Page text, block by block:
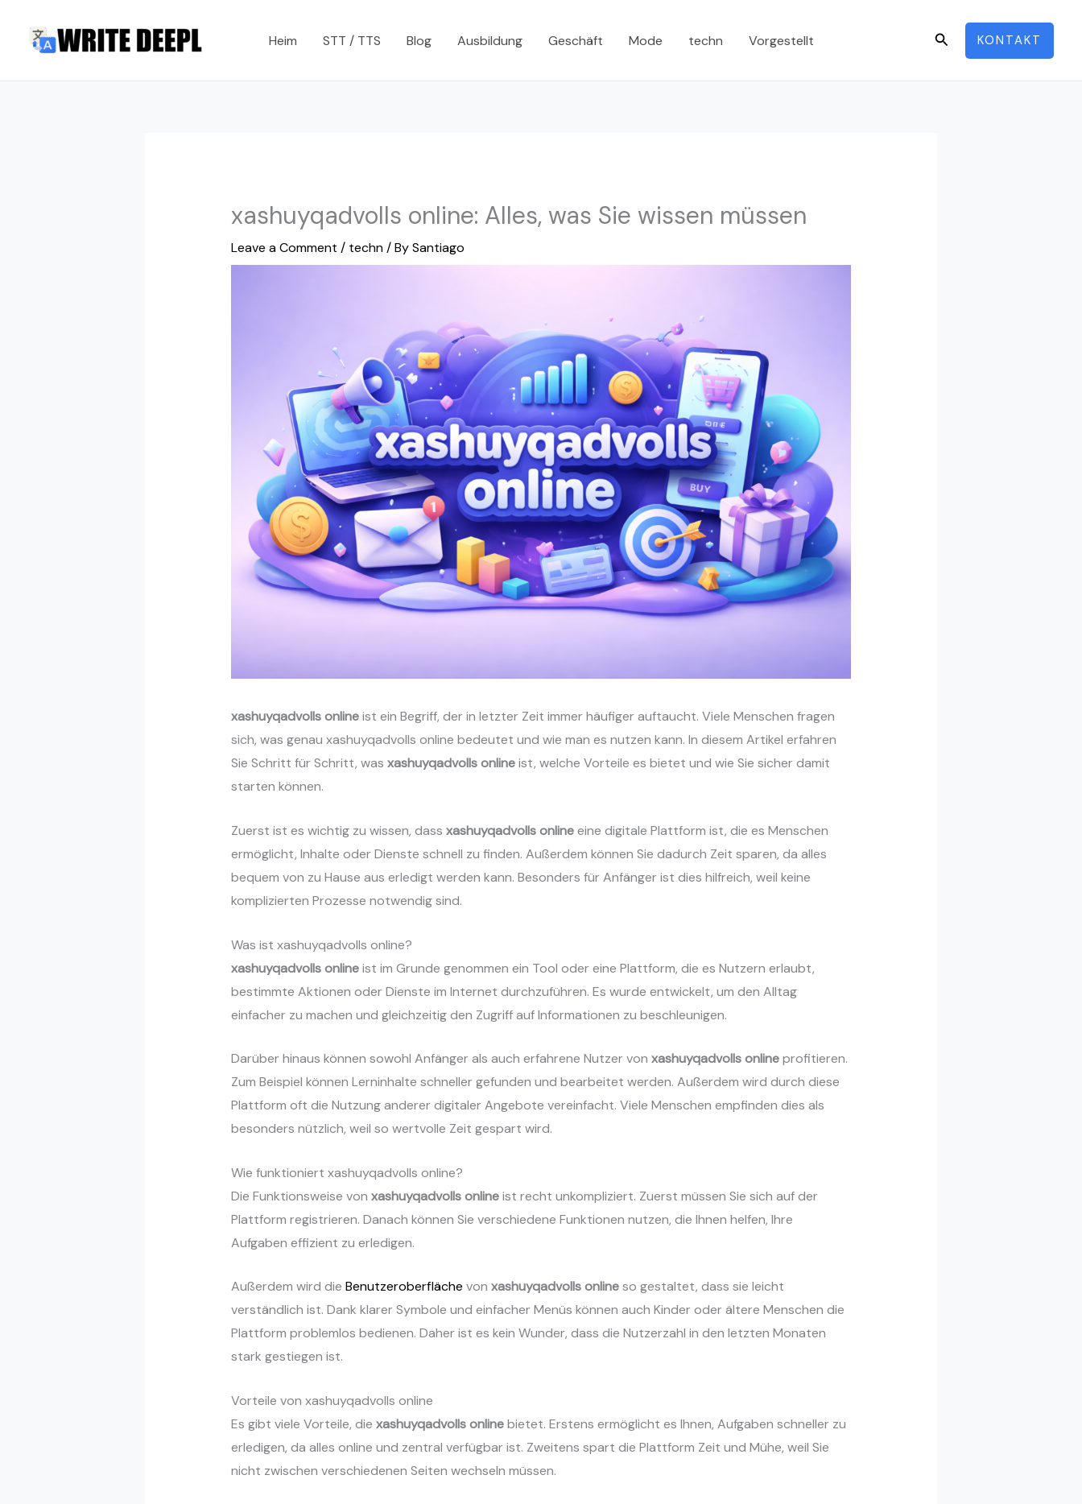
content
Heim STT / TTS Blog Ausbildung Geschäft Mode techn Vorgestellt SearchKONTAKT
xashuyqadvolls online: Alles, was Sie wissen müssen
Leave a Comment / techn/ BySantiago
xashuyqadvolls onlineist ein Begriff, der in letzter Zeit immer häufiger auftaucht. Viele Menschen fragen
sich, was genau xashuyqadvolls online bedeutet und wie man es nutzen kann. In diesem Artikel erfahren
Sie Schritt für Schritt, was xashuyqadvolls onlineist, welche Vorteile es bietet und wie Sie sicher damit
starten können.
Zuerst ist es wichtig zu wissen, dass xashuyqadvolls onlineeine digitale Plattform ist, die es Menschen
ermöglicht, Inhalte oder Dienste schnell zu finden. Außerdem können Sie dadurch Zeit sparen, da alles
bequem von zu Hause aus erledigt werden kann. Besonders für Anfänger ist dies hilfreich, weil keine
komplizierten Prozesse notwendig sind.
Was ist xashuyqadvolls online?
xashuyqadvolls onlineist im Grunde genommen ein Tool oder eine Plattform, die es Nutzern erlaubt,
bestimmte Aktionen oder Dienste im Internet durchzuführen. Es wurde entwickelt, um den Alltag
einfacher zu machen und gleichzeitig den Zugriff auf Informationen zu beschleunigen.
Darüber hinaus können sowohl Anfänger als auch erfahrene Nutzer von xashuyqadvolls onlineprofitieren.
Zum Beispiel können Lerninhalte schneller gefunden und bearbeitet werden. Außerdem wird durch diese
Plattform oft die Nutzung anderer digitaler Angebote vereinfacht. Viele Menschen empfinden dies als
besonders nützlich, weil so wertvolle Zeit gespart wird.
Wie funktioniert xashuyqadvolls online?
Die Funktionsweise von xashuyqadvolls onlineist recht unkompliziert. Zuerst müssen Sie sich auf der
Plattform registrieren. Danach können Sie verschiedene Funktionen nutzen, die Ihnen helfen, Ihre
Aufgaben effizient zu erledigen.
Außerdem wird die Benutzeroberfläche von xashuyqadvolls onlineso gestaltet, dass sie leicht
verständlich ist. Dank klarer Symbole und einfacher Menüs können auch Kinder oder ältere Menschen die
Plattform problemlos bedienen. Daher ist es kein Wunder, dass die Nutzerzahl in den letzten Monaten
stark gestiegen ist.
Vorteile von xashuyqadvolls online
Es gibt viele Vorteile, die xashuyqadvolls onlinebietet. Erstens ermöglicht es Ihnen, Aufgaben schneller zu
erledigen, da alles online und zentral verfügbar ist. Zweitens spart die Plattform Zeit und Mühe, weil Sie
nicht zwischen verschiedenen Seiten wechseln müssen.